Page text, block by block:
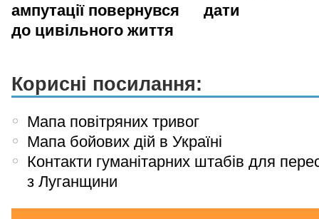
ампутації повернувся
до цивільного життя
дати
Корисні посилання:
Мапа повітряних тривог
Мапа бойових дій в Україні
Контакти гуманітарних штабів для
з Луганщини